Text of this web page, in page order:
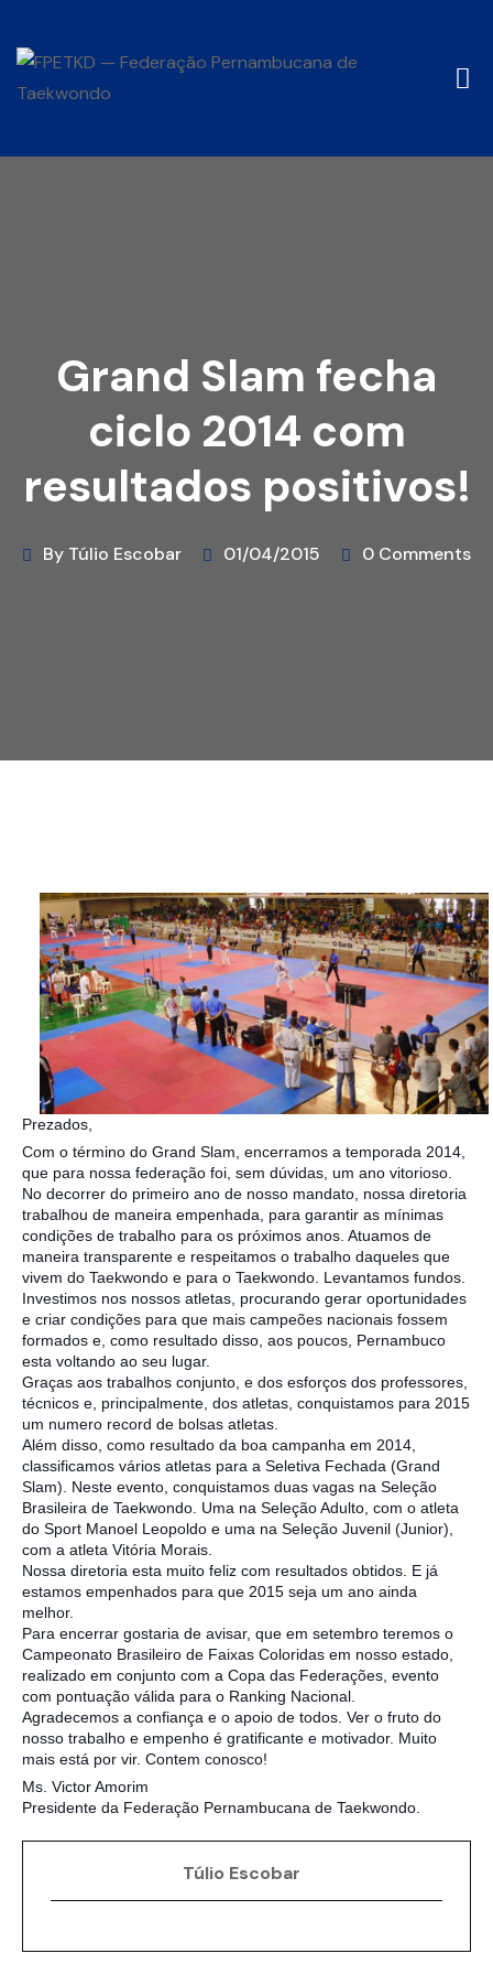
Grand Slam fecha
ciclo 2014 com
resultados positivos!
By Túlio Escobar 01/04/2015 0 Comments
Prezados,
Com o término do Grand Slam, encerramos a temporada 2014,
que para nossa federação foi, sem dúvidas, um ano vitorioso.
No decorrer do primeiro ano de nosso mandato, nossa diretoria
trabalhou de maneira empenhada, para garantir as mínimas
condições de trabalho para os próximos anos. Atuamos de
maneira transparente e respeitamos o trabalho daqueles que
vivem do Taekwondo e para o Taekwondo. Levantamos fundos.
Investimos nos nossos atletas, procurando gerar oportunidades
e criar condições para que mais campeões nacionais fossem
formados e, como resultado disso, aos poucos, Pernambuco
esta voltando ao seu lugar.
Graças aos trabalhos conjunto, e dos esforços dos professores,
técnicos e, principalmente, dos atletas, conquistamos para 2015
um numero record de bolsas atletas.
Além disso, como resultado da boa campanha em 2014,
classificamos vários atletas para a Seletiva Fechada (Grand
Slam). Neste evento, conquistamos duas vagas na Seleção
Brasileira de Taekwondo. Uma na Seleção Adulto, com o atleta
do Sport Manoel Leopoldo e uma na Seleção Juvenil (Junior),
com a atleta Vitória Morais.
Nossa diretoria esta muito feliz com resultados obtidos. E já
estamos empenhados para que 2015 seja um ano ainda
melhor.
Para encerrar gostaria de avisar, que em setembro teremos o
Campeonato Brasileiro de Faixas Coloridas em nosso estado,
realizado em conjunto com a Copa das Federações, evento
com pontuação válida para o Ranking Nacional.
Agradecemos a confiança e o apoio de todos. Ver o fruto do
nosso trabalho e empenho é gratificante e motivador. Muito
mais está por vir. Contem conosco!
Ms. Victor Amorim
Presidente da Federação Pernambucana de Taekwondo.
Túlio Escobar